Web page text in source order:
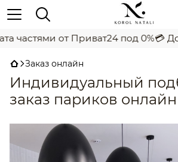
частями от Приват24 под 0%💳
Заказ онлайн
Индивидуальный
заказ париков онлайн